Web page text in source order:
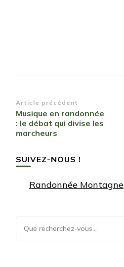
Navigation
d’article
Article précédent
Musique en randonnée
: le débat qui divise les
marcheurs
SUIVEZ-NOUS !
Randonnée Montagne
Vous
recherchiez